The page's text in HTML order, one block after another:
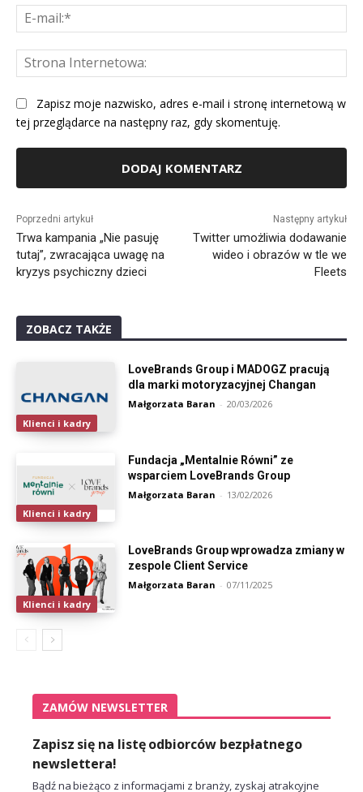
Zapisz moje nazwisko, adres e-mail i stronę internetową w
tej przeglądarce na następny raz, gdy skomentuję.
Poprzedni artykuł
Trwa kampania „Nie pasuję
tutaj”, zwracająca uwagę na
kryzys psychiczny dzieci
Następny artykuł
Twitter umożliwia dodawanie
wideo i obrazów w tle we
Fleets
ZOBACZ TAKŻE
Klienci i kadry
LoveBrands Group i MADOGZ pracują
dla marki motoryzacyjnej Changan
Małgorzata Baran - 20/03/2026
Klienci i kadry
Fundacja „Mentalnie Równi” ze
wsparciem LoveBrands Group
Małgorzata Baran - 13/02/2026
Klienci i kadry
LoveBrands Group wprowadza zmiany w
zespole Client Service
Małgorzata Baran - 07/11/2025
ZAMÓW NEWSLETTER
Zapisz się na listę odbiorców bezpłatnego
newslettera!
Bądź na bieżąco z informacjami z branży, zyskaj atrakcyjne